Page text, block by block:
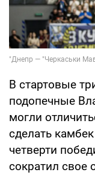
В стартовые
подопечные
могли
сделать
четверти
сократил свое